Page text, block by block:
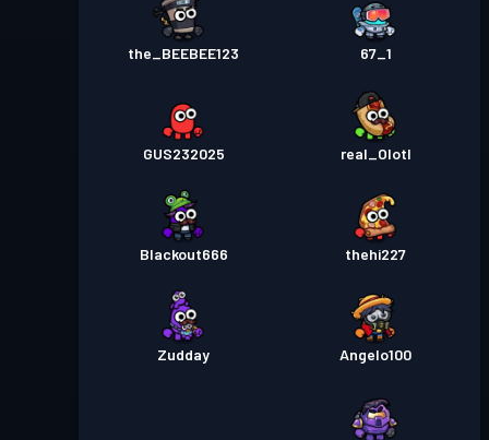
the_BEEBEE123 67_1
GUS232025 real_Olotl
Blackout666 thehi227
Zudday Angelo100